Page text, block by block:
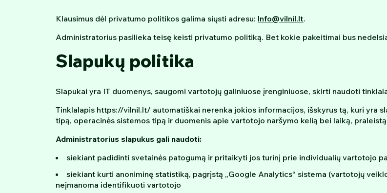
Klausimus dėl privatumo politikos galima siųsti adresu: Info@vilnil.lt.
Administratorius pasilieka teisę keisti privatumo politiką. Bet kokie pakeitimai bus
Slapukų politika
Slapukai yra IT duomenys, saugomi vartotojų galiniuose įrenginiuose, skirti naudoti
Tinklalapis https://vilnil.lt/ automatiškai nerenka jokios informacijos, išskyrus tą, kuri yra
tipą, operacinės sistemos tipą ir duomenis apie vartotojo naršymo kelią bei laiką,
Administratorius slapukus gali naudoti:
siekiant padidinti svetainės patogumą ir pritaikyti jos turinį prie individualių vartotojo
siekiant kurti anoniminę statistiką, pagrįstą „Google Analytics“ sistema (vartotojų
neįmanoma identifikuoti vartotojo